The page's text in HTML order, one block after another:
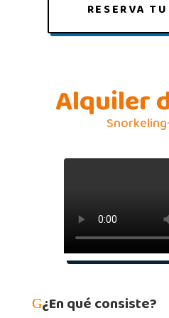
RESERVA
Alquiler
¿En qué consiste?